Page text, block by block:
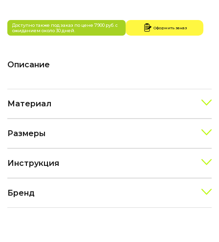
Доступно также под заказ по цене 7900 руб. с
ожиданием около 30 дней.
Оформить заказ
Описание
Материал
Размеры
Инструкция
Бренд